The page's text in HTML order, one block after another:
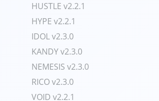
HUSTLE v2.2.1
HYPE v2.2.1
IDOL v2.3.0
KANDY v2.3.0
NEMESIS v2.3.0
RICO v2.3.0
VOID v2.2.1